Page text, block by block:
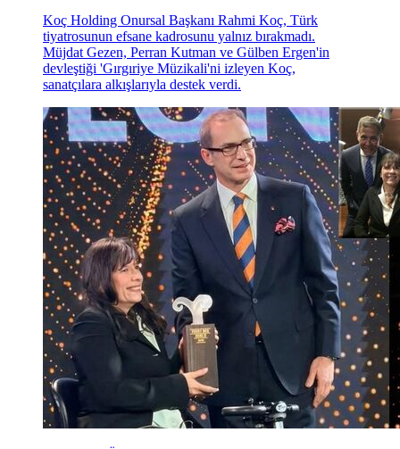
Koç Holding Onursal Başkanı Rahmi Koç, Türk
tiyatrosunun efsane kadrosunu yalnız bırakmadı.
Müjdat Gezen, Perran Kutman ve Gülben Ergen'in
devleştiği 'Gırgıriye Müzikali'ni izleyen Koç,
sanatçılara alkışlarıyla destek verdi.